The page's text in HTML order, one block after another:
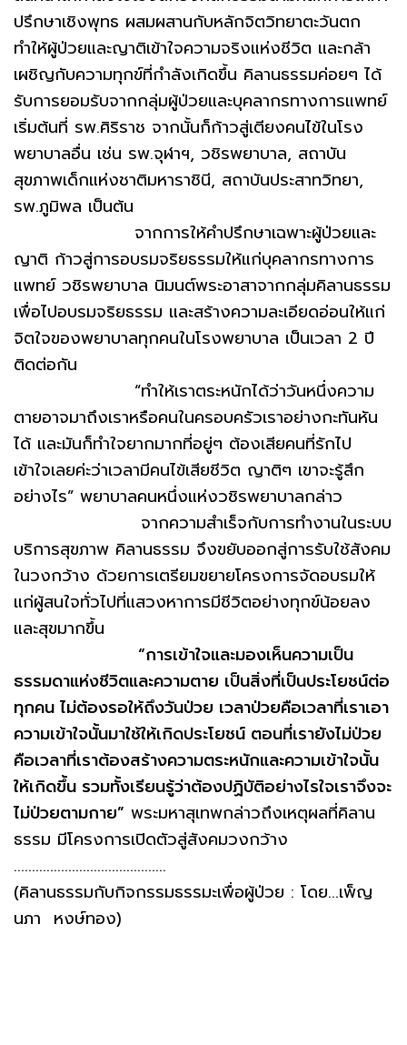
ปรึกษาเชิงพุทธ ผสมผสานกับหลักจิตวิทยาตะวันตก
ทำให้ผู้ป่วยและญาติเข้าใจความจริงแห่งชีวิต และกล้า
เผชิญกับความทุกข์ที่กำลังเกิดขึ้น คิลานธรรมค่อยๆ ได้
รับการยอมรับจากกลุ่มผู้ป่วยและบุคลากรทางการแพทย์
เริ่มต้นที่ รพ.ศิริราช จากนั้นก็ก้าวสู่เตียงคนไข้ในโรง
พยาบาลอื่น เช่น รพ.จุฬาฯ, วชิรพยาบาล, สถาบัน
สุขภาพเด็กแห่งชาติมหาราชินี, สถาบันประสาทวิทยา,
รพ.ภูมิพล เป็นต้น
จากการให้คำปรึกษาเฉพาะผู้ป่วยและ
ญาติ ก้าวสู่การอบรมจริยธรรมให้แก่บุคลากรทางการ
แพทย์ วชิรพยาบาล นิมนต์พระอาสาจากกลุ่มคิลานธรรม
เพื่อไปอบรมจริยธรรม และสร้างความละเอียดอ่อนให้แก่
จิตใจของพยาบาลทุกคนในโรงพยาบาล เป็นเวลา 2 ปี
ติดต่อกัน
“ทำให้เราตระหนักได้ว่าวันหนึ่งความ
ตายอาจมาถึงเราหรือคนในครอบครัวเราอย่างกะทันหัน
ได้ และมันก็ทำใจยากมากที่อยู่ๆ ต้องเสียคนที่รักไป
เข้าใจเลยค่ะว่าเวลามีคนไข้เสียชีวิต ญาติๆ เขาจะรู้สึก
อย่างไร” พยาบาลคนหนึ่งแห่งวชิรพยาบาลกล่าว
จากความสำเร็จกับการทำงานในระบบ
บริการสุขภาพ คิลานธรรม จึงขยับออกสู่การรับใช้สังคม
ในวงกว้าง ด้วยการเตรียมขยายโครงการจัดอบรมให้
แก่ผู้สนใจทั่วไปที่แสวงหาการมีชีวิตอย่างทุกข์น้อยลง
และสุขมากขึ้น
“การเข้าใจและมองเห็นความเป็น
ธรรมดาแห่งชีวิตและความตาย เป็นสิ่งที่เป็นประโยชน์ต่อ
ทุกคน ไม่ต้องรอให้ถึงวันป่วย เวลาป่วยคือเวลาที่เราเอา
ความเข้าใจนั้นมาใช้ให้เกิดประโยชน์ ตอนที่เรายังไม่ป่วย
คือเวลาที่เราต้องสร้างความตระหนักและความเข้าใจนั้น
ให้เกิดขึ้น รวมทั้งเรียนรู้ว่าต้องปฏิบัติอย่างไรใจเราจึงจะ
ไม่ป่วยตามกาย” พระมหาสุเทพกล่าวถึงเหตุผลที่คิลาน
ธรรม มีโครงการเปิดตัวสู่สังคมวงกว้าง
..........................................
(คิลานธรรมกับกิจกรรมธรรมะเพื่อผู้ป่วย : โดย...เพ็ญ
นภา หงษ์ทอง)